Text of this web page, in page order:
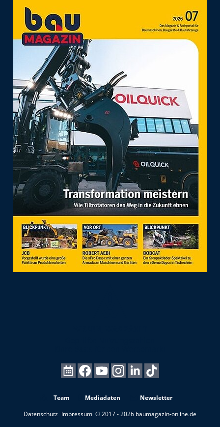
Team Mediadaten
Newsletter
Datenschutz Impressum © 2017 - 2026 baumagazin-online.de